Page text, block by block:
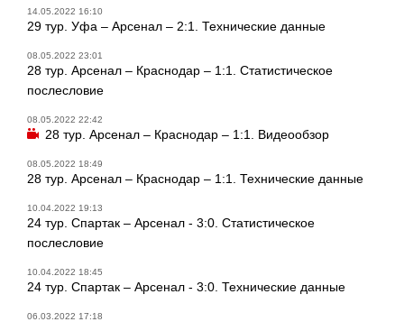
14.05.2022 16:10
29 тур. Уфа – Арсенал – 2:1. Технические данные
08.05.2022 23:01
28 тур. Арсенал – Краснодар – 1:1. Статистическое
послесловие
08.05.2022 22:42
28 тур. Арсенал – Краснодар – 1:1. Видеообзор
08.05.2022 18:49
28 тур. Арсенал – Краснодар – 1:1. Технические данные
10.04.2022 19:13
24 тур. Спартак – Арсенал - 3:0. Статистическое
послесловие
10.04.2022 18:45
24 тур. Спартак – Арсенал - 3:0. Технические данные
06.03.2022 17:18